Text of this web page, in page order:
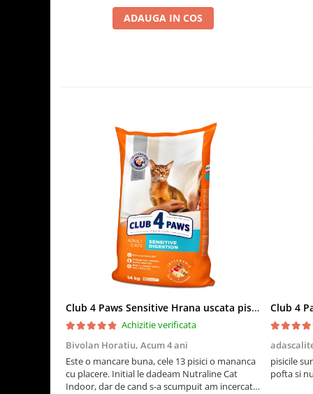
ADAUGA IN COS
Club 4 Paws Sensitive Hrana uscata pisici adulte, 14kg
Achizitie verificata
Bivolan Horatiu, Acum 4 ani
Este o mancare buna, cele 13 pisici o mananca
cu placere. Initial le dadeam Nutraline Cat
Indoor, dar de cand s-a scumpuit am incercat 4
pisicile
pofta si